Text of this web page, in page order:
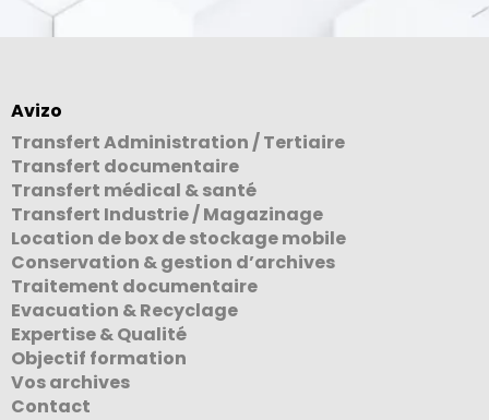
Avizo
Transfert Administration / Tertiaire
Transfert documentaire
Transfert médical & santé
Transfert Industrie / Magazinage
Location de box de stockage mobile
Conservation & gestion d’archives
Traitement documentaire
Evacuation & Recyclage
Expertise & Qualité
Objectif formation
Vos archives
Contact